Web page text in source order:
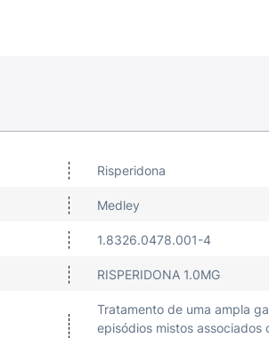
Risperidona
Medley
1.8326.0478.001-4
RISPERIDONA 1.0MG
Tratamento de uma ampla
episódios mistos